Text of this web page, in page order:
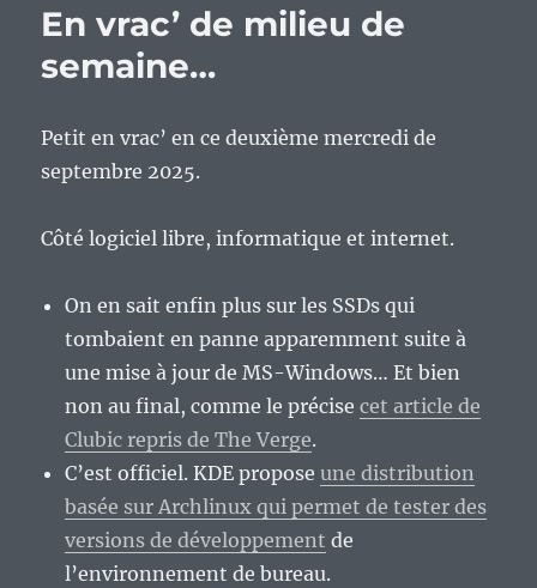
En vrac’ de milieu de
semaine…
Petit en vrac’ en ce deuxième mercredi de
septembre 2025.
Côté logiciel libre, informatique et internet.
On en sait enfin plus sur les SSDs qui
tombaient en panne apparemment suite à
une mise à jour de MS-Windows… Et bien
non au final, comme le précisecet article de
Clubic repris de The Verge.
C’est officiel. KDE proposeune distribution
basée sur Archlinux qui permet de tester des
versions de développement de
l’environnement de bureau.